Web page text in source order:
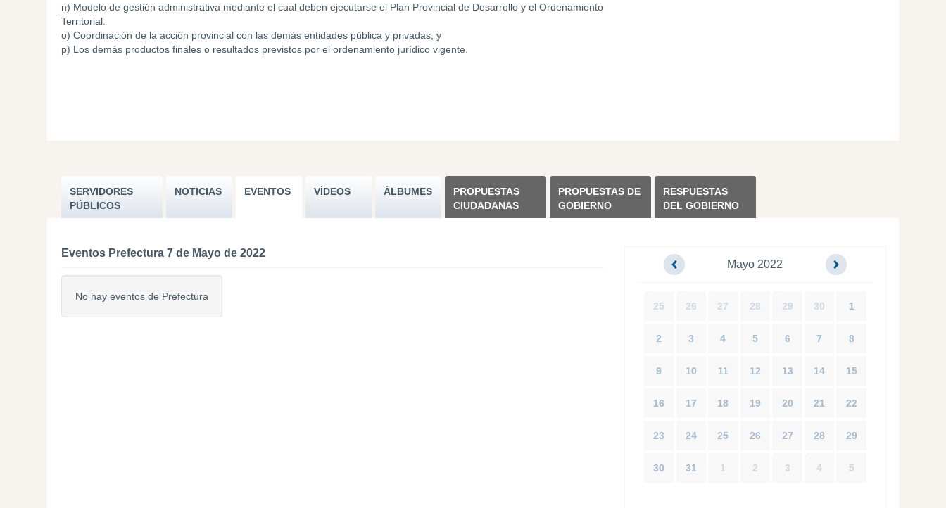
n) Modelo de gestión administrativa mediante el cual deben ejecutarse el Plan Provincial de Desarrollo y el Ordenamiento
Territorial.
o) Coordinación de la acción provincial con las demás entidades pública y privadas; y
p) Los demás productos finales o resultados previstos por el ordenamiento jurídico vigente.
SERVIDORES
PÚBLICOS
NOTICIAS EVENTOS VÍDEOS ÁLBUMES
PROPUESTAS
CIUDADANAS
PROPUESTAS DE
GOBIERNO
RESPUESTAS
DEL GOBIERNO
Eventos Prefectura 7 de Mayo de 2022
No hay eventos de Prefectura
Mayo 2022
25 26 27 28 29 30 1
2 3 4 5 6 7 8
9 10 11 12 13 14 15
16 17 18 19 20 21 22
23 24 25 26 27 28 29
30 31 1 2 3 4 5